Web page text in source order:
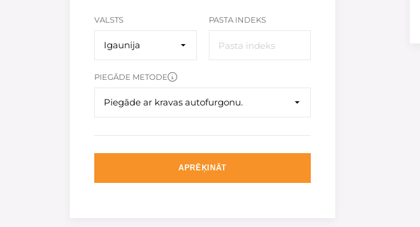
VALSTS
Igaunija
PASTA INDEKS
PIEGĀDE METODE
Piegāde ar kravas autofurgonu.
APRĒĶINĀT